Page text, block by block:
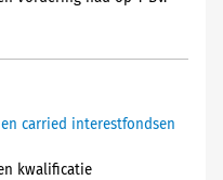
carried interestfondsen
kwalificatie